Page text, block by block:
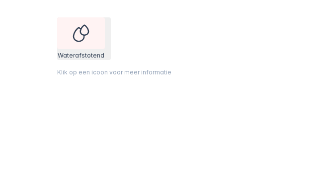
Waterafstotend
Klik op een icoon voor meer informatie